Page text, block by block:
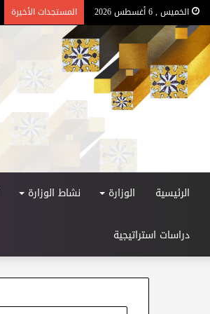
الخميس , 6 أغسطس 2026 المستجدات الأخيرة
الرئيسية الوزارة نشاط الوزارة
دراسات استراتيجية